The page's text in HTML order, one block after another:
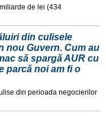
de lei (434
din culisele
nou Guvern. Cum au
să spargă AUR cu
parcă noi am fi o
din perioada negocierilor